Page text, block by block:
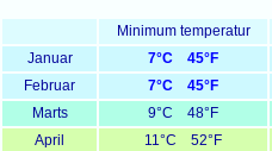
Minimum temperatur
Januar
7°C 45°F
Februar
7°C 45°F
Marts
9°C 48°F
April
11°C 52°F